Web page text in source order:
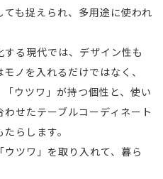
も捉えられ、多用途に使われ
る現代では、デザイン性も
ノを入れるだけではなく、
ウツワ」が持つ個性と、使い
せたテーブルコーディネート
らします。
ツワ」を取り入れて、暮ら